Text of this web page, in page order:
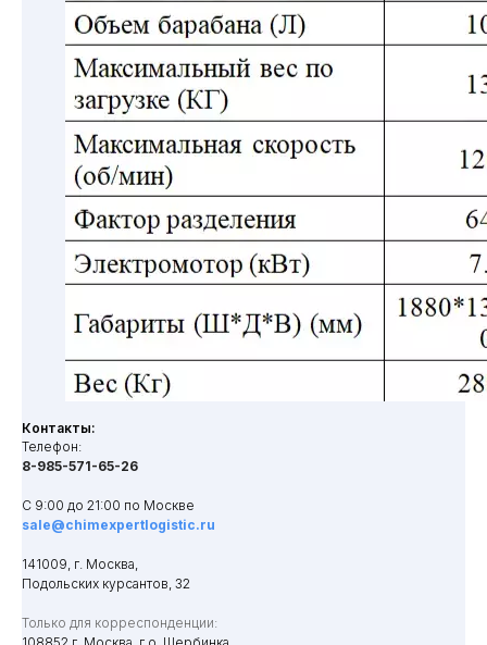
Контакты:
Телефон:
8-985-571-65-26
С 9:00 до 21:00 по Москве
sale@chimexpertlogistic.ru
141009, г. Москва,
Подольских курсантов, 32
Только для корреспонденции: